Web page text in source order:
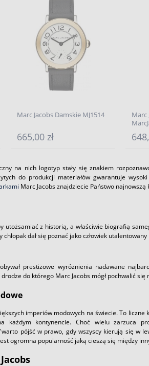
Marc Jacobs Damskie MJ1514
665,00 zł
Marc
na nich logotyp stały się znakiem
do produkcji materiałów gwarantuje
Marc Jacobs znajdziecie Państwo
utożsamiać z historią, a właściwie biografią
dał się poznać jako człowiek
prestiżowe wyróżnienia nadawane
do którego Marc Jacobs mógł pochwalić
imperiów modowych na świecie. To
każdym kontynencie. Choć wielu zarzuca
pójść w prawo, gdy wszyscy kierują się w
ogromna popularność jaką cieszą się między